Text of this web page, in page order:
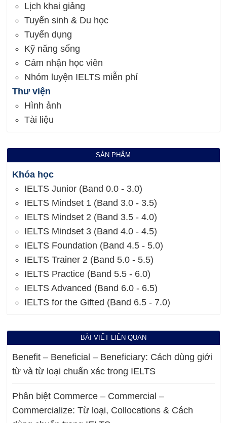
Lịch khai giảng
Tuyển sinh & Du học
Tuyển dụng
Kỹ năng sống
Cảm nhận học viên
Nhóm luyện IELTS miễn phí
Thư viện
Hình ảnh
Tài liệu
SẢN PHẨM
Khóa học
IELTS Junior (Band 0.0 - 3.0)
IELTS Mindset 1 (Band 3.0 - 3.5)
IELTS Mindset 2 (Band 3.5 - 4.0)
IELTS Mindset 3 (Band 4.0 - 4.5)
IELTS Foundation (Band 4.5 - 5.0)
IELTS Trainer 2 (Band 5.0 - 5.5)
IELTS Practice (Band 5.5 - 6.0)
IELTS Advanced (Band 6.0 - 6.5)
IELTS for the Gifted (Band 6.5 - 7.0)
BÀI VIẾT LIÊN QUAN
Benefit – Beneficial – Beneficiary: Cách dùng giới
từ và từ loại chuẩn xác trong IELTS
Phân biệt Commerce – Commercial –
Commercialize: Từ loại, Collocations & Cách